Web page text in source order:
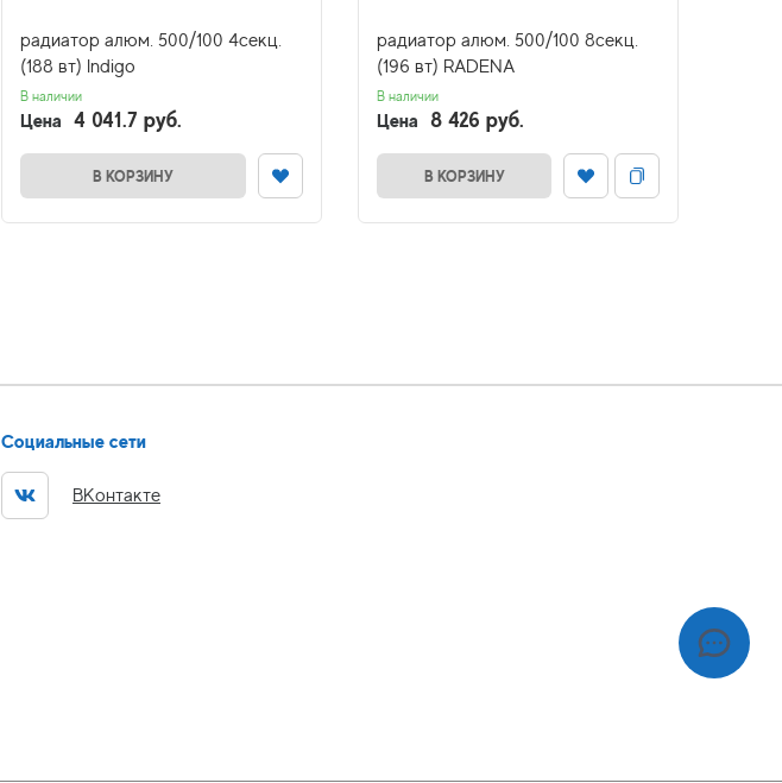
радиатор алюм. 500/100 4секц.
(188 вт) Indigo
В наличии
Цена 4 041.7 руб.
В КОРЗИНУ
радиатор алюм. 500/100 8секц.
(196 вт) RADENA
В наличии
Цена 8 426 руб.
В КОРЗИНУ
Социальные сети
ВКонтакте